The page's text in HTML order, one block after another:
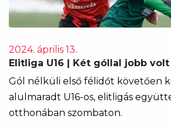
2024. április 13.
Elitliga U16 | Két góllal jobb volt
Gól nélküli első félidőt követően
alulmaradt U16-os, elitligás
otthonában szombaton.